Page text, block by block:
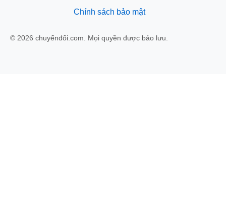
Chính sách bảo mật
© 2026 chuyểnđổi.com. Mọi quyền được bảo lưu.